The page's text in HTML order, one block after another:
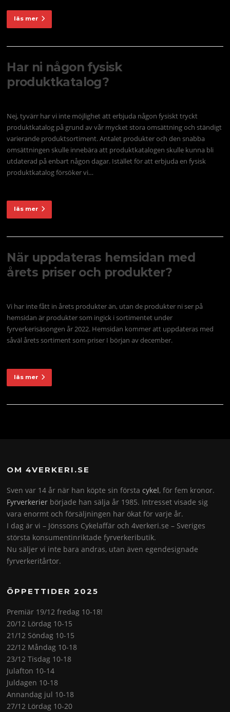
läs mer
Har ni någon fysisk
produktkatalog?
Nej, tyvärr har vi inte möjlighet att erbjuda någon fysiskt tryckt
produktkatalog på grund av vår mycket stora omsättning och ständigt
varierande produktsortiment. Antalet produkter och den snabba
omsättningen skulle innebära att produktkatalogen skulle kunna bli
utdaterad på enbart någon dagar. Istället för att erbjuda en fysisk
produktkatalog försöker vi…
läs mer
När uppdateras hemsidan med
årets priser och produkter?
Vi har inte fått in årets produkter än, utan de produkter ni ser på
hemsidan är produkter som ingick i sortimentet under
fyrverkerisäsongen år 2022. Hemsidan kommer att uppdateras med
såväl årets sortiment som priser I början av december.
läs mer
OM 4VERKERI.SE
Sven var 14 år när han köpte sin förstacykel, för fem kronor.
Fyrverkerier började han sälja år 1985. Intresset visade sig
vara enormt och försäljningen har ökat för varje år.
I dag är vi – Jönssons Cykelaffär och 4verkeri.se – Sveriges
största konsumentinriktade fyrverkeributik.
Nu säljer vi inte bara andras, utan även egendesignade
fyrverkeritårtor.
ÖPPETTIDER 2025
Premiär 19/12 fredag 10-18!
20/12 Lördag 10-15
21/12 Söndag 10-15
22/12 Måndag 10-18
23/12 Tisdag 10-18
Julafton 10-14
Juldagen 10-18
Annandag jul 10-18
27/12 Lördag 10-20